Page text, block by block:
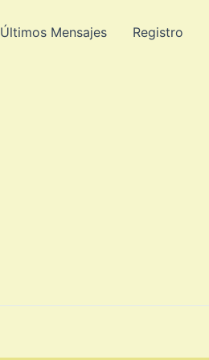
Últimos Mensajes Registro